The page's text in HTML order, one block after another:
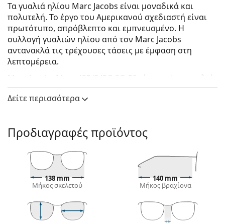
Τα γυαλιά ηλίου Marc Jacobs είναι μοναδικά και
πολυτελή. Το έργο του Αμερικανού σχεδιαστή είναι
πρωτότυπο, απρόβλεπτο και εμπνευσμένο. Η
συλλογή γυαλιών ηλίου από τον Marc Jacobs
αντανακλά τις τρέχουσες τάσεις με έμφαση στη
λεπτομέρεια.
Marc Jacobs Marc 455/S J5G 9O 59
είναι unisex γυαλιά
ηλίου.
Δείτε πώς φαίνονται πάνω σας αυτά τα γυαλιά ηλίου
Lentiamo.
Το χρυσό χρώμα του σκελετού ταιριάζει απόλυτα
με το ζεστό χρώμα του δέρματος και τα σκούρα
καστανά μαλλιά.
επιλογή για όσους έχουν τετράγωνο, οβάλ ή
τριγωνικό σχήμα προσώπου.
Δείτε περισσότερα
Προδιαγραφές προϊόντος
138 mm
Μήκος σκελετού
140 mm
Μήκος βραχίονα